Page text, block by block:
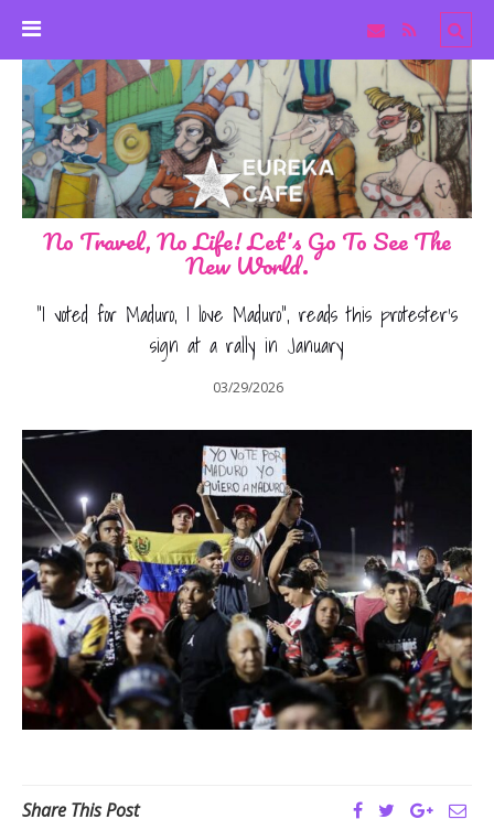
No Travel, No Life! Let's Go To See The
New World.
“I voted for Maduro, I love Maduro”, reads this protester’s
sign at a rally in January
03/29/2026
Share This Post